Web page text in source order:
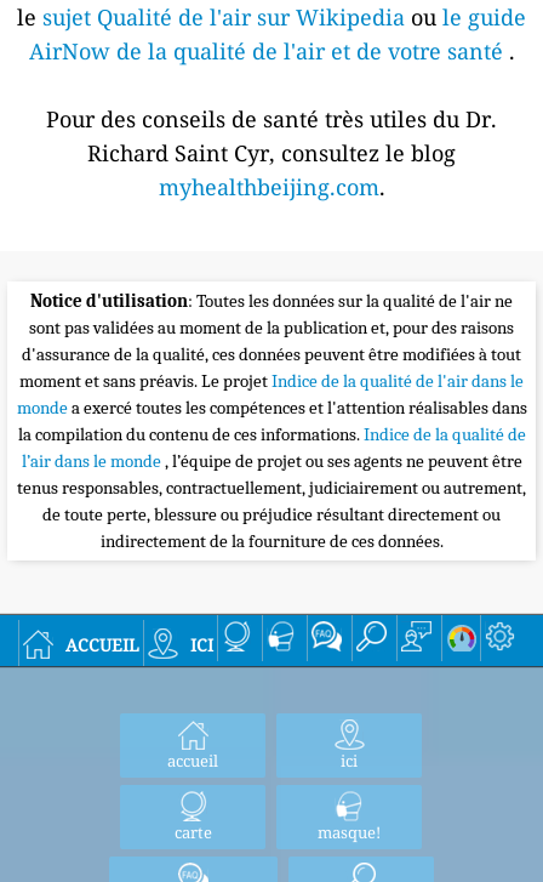
le sujet Qualité de l'air sur Wikipedia ou le guide
AirNow de la qualité de l'air et de votre santé .
Pour des conseils de santé très utiles du Dr.
Richard Saint Cyr, consultez le blog
myhealthbeijing.com.
Notice d'utilisation: Toutes les données sur la qualité de l'air ne
sont pas validées au moment de la publication et, pour des raisons
d'assurance de la qualité, ces données peuvent être modifiées à tout
moment et sans préavis. Le projetIndice de la qualité de l'air dans le
mondea exercé toutes les compétences et l'attention réalisables dans
la compilation du contenu de ces informations.Indice de la qualité de
l’air dans le monde, l’équipe de projet ou ses agents ne peuvent être
tenus responsables, contractuellement, judiciairement ou autrement,
de toute perte, blessure ou préjudice résultant directement ou
indirectement de la fourniture de ces données.
accueil ici
accueil ici
carte masque!